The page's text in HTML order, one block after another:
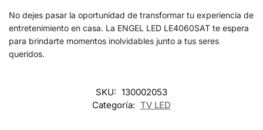
No dejes pasar la oportunidad de transformar tu experiencia de
entretenimiento en casa. La ENGEL LED LE4060SAT te espera
para brindarte momentos inolvidables junto a tus seres
queridos.
SKU: 130002053
Categoría: TV LED